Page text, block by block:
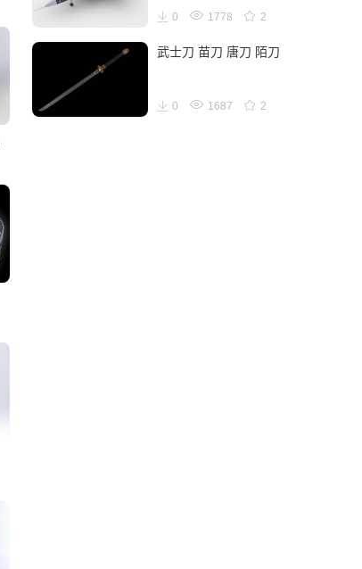
0 1778 2
武士刀 苗刀 唐刀 陌刀
0 1687 2